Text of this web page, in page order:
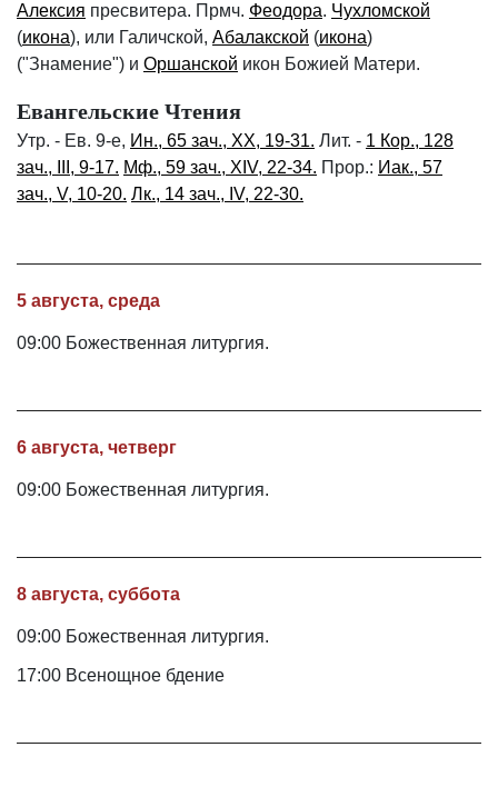
Алексия пресвитера. Прмч. Феодора. Чухломской
(икона), или Галичской, Абалакской (икона)
("Знамение") и Оршанской икон Божией Матери.
Евангельские Чтения
Утр. - Ев. 9-е, Ин., 65 зач., XX, 19-31. Лит. - 1 Кор., 128
зач., III, 9-17. Мф., 59 зач., XIV, 22-34. Прор.: Иак., 57
зач., V, 10-20. Лк., 14 зач., IV, 22-30.
5 августа, среда
09:00 Божественная литургия.
6 августа, четверг
09:00 Божественная литургия.
8 августа, суббота
09:00 Божественная литургия.
17:00 Всенощное бдение